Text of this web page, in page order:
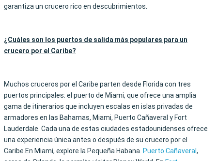
garantiza un crucero rico en descubrimientos.
¿Cuáles son los puertos de salida más populares para un
crucero por el Caribe?
Muchos cruceros por el Caribe parten desde Florida con tres
puertos principales: el puerto de Miami, que ofrece una amplia
gama de itinerarios que incluyen escalas en islas privadas de
armadores en las Bahamas, Miami, Puerto Cañaveral y Fort
Lauderdale. Cada una de estas ciudades estadounidenses ofrece
una experiencia única antes o después de su crucero por el
Caribe.En Miami, explore la Pequeña Habana. Puerto Cañaveral,